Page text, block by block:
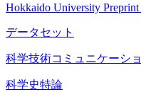
Hokkaido University Preprint
データセット
科学技術コミュニケーシ
科学史特論